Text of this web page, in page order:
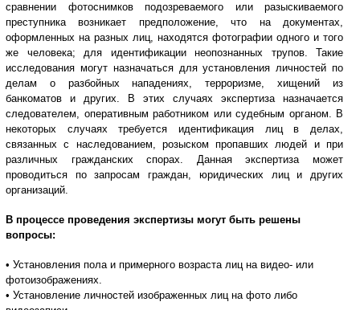
сравнении фотоснимков подозреваемого или разыскиваемого
преступника возникает предположение, что на документах,
оформленных на разных лиц, находятся фотографии одного и того
же человека; для идентификации неопознанных трупов. Такие
исследования могут назначаться для установления личностей по
делам о разбойных нападениях, терроризме, хищений из
банкоматов и других. В этих случаях экспертиза назначается
следователем, оперативным работником или судебным органом. В
некоторых случаях требуется идентификация лиц в делах,
связанных с наследованием, розыском пропавших людей и при
различных гражданских спорах. Данная экспертиза может
проводиться по запросам граждан, юридических лиц и других
организаций.
В процессе проведения экспертизы могут быть решены
вопросы:
• Установления пола и примерного возраста лиц на видео- или
фотоизображениях.
• Установление личностей изображенных лиц на фото либо